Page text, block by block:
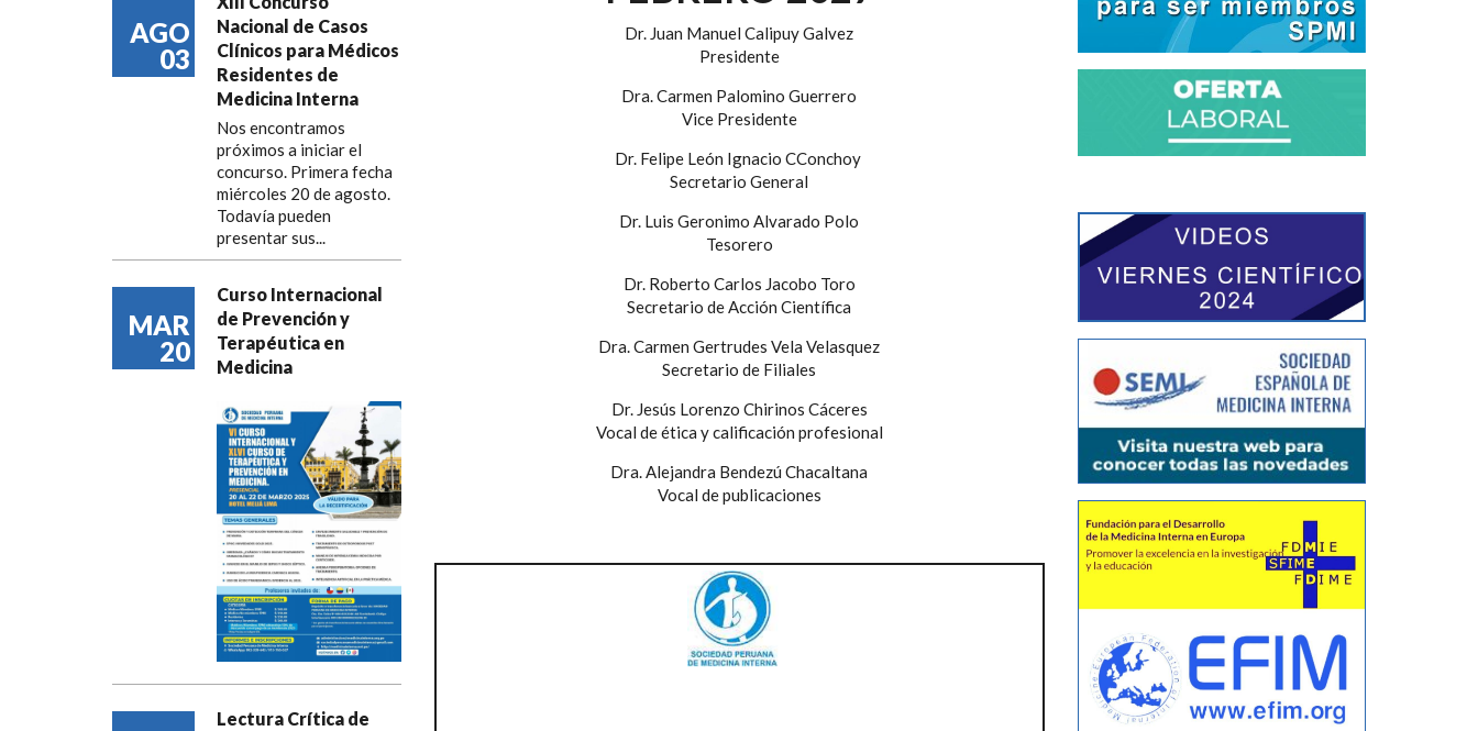
AGO
03
Nacional de Casos
Clínicos para Médicos
Residentes de
Medicina Interna
Nos encontramos
próximos a iniciar el
concurso. Primera fecha
miércoles 20 de agosto.
Todavía pueden
presentar sus...
MAR
20
Curso Internacional
de Prevención y
Terapéutica en
Medicina
Lectura Crítica de
Dr. Juan Manuel Calipuy Galvez
Presidente
Dra. Carmen Palomino Guerrero
Vice Presidente
Dr. Felipe León Ignacio CConchoy
Secretario General
Dr. Luis Geronimo Alvarado Polo
Tesorero
Dr. Roberto Carlos Jacobo Toro
Secretario de Acción Científica
Dra. Carmen Gertrudes Vela Velasquez
Secretario de Filiales
Dr. Jesús Lorenzo Chirinos Cáceres
Vocal de ética y calificación profesional
Dra. Alejandra Bendezú Chacaltana
Vocal de publicaciones